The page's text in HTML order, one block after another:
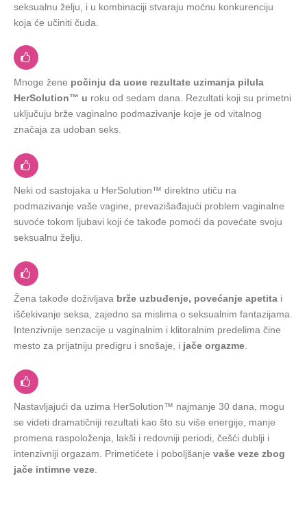
seksualnu želju, i u kombinaciji stvaraju moćnu konkurenciju
koja će učiniti čuda.
Mnoge žene počinju da uoиe rezultate uzimanja pilula
HerSolution™ u roku od sedam dana. Rezultati koji su primetni
uključuju brže vaginalno podmazivanje koje je od vitalnog
značaja za udoban seks.
Neki od sastojaka u HerSolution™ direktno utiču na
podmazivanje vaše vagine, prevazišađajući problem vaginalne
suvoće tokom ljubavi koji će takođe pomoći da povećate svoju
seksualnu želju.
Žena takođe doživljava brže uzbuđenje, povećanje apetita i
iščekivanje seksa, zajedno sa mislima o seksualnim fantazijama.
Intenzivnije senzacije u vaginalnim i klitoralnim predelima čine
mesto za prijatniju predigru i snošaje, i jače orgazme
Nastavljajući da uzima HerSolution™ najmanje 30 dana, mogu
se videti dramatičniji rezultati kao što su više energije, manje
promena raspoloženja, lakši i redovniji periodi, češći dublji i
intenzivniji orgazam. Primetićete i poboljšanje vaše veze zbog
jače intimne veze